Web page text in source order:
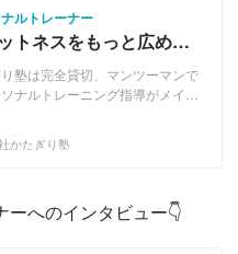
ダイエットではなく、栄養・運
を満たすことによるキレイなダ
を広めるために、日本一のパー
ムブランドを目指しておりま
的な目標としては2023年末迄
式サイト
ルトレーナー
トネスをもっと広めた
ーソナルトレーナー募
塾は完全貸切、マンツーマンで
ナルトレーニング指導がメイン
て頂くために、高品質ながらも
ダイエットではなく、栄養・運
かたぎり塾
へのインタビュー👇